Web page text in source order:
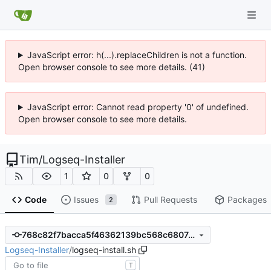
JavaScript error: h(...).replaceChildren is not a function.
Open browser console to see more details. (41)
JavaScript error: Cannot read property '0' of undefined.
Open browser console to see more details.
Tim/Logseq-Installer
1 0 0
Code Issues 2 Pull Requests Packages
768c82f7bacca5f46362139bc568c6807a2d2d47
Logseq-Installer/logseq-install.sh
T